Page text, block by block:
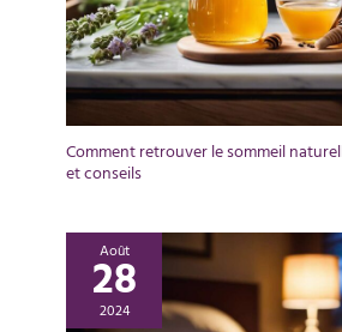
Comment retrouver le sommeil
et conseils
Août
28
2024